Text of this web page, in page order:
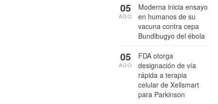
Moderna inicia ensayo
en humanos de su
vacuna contra cepa
Bundibugyo del ébola
05
AGO
FDA otorga
designación de vía
rápida a terapia
celular de Xellsmart
para Parkinson
05
AGO